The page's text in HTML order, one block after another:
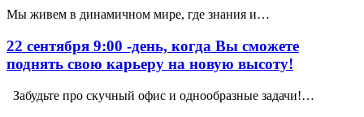
Мы живем в динамичном мире, где знания и…
22 сентября 9:00 -день, когда Вы сможете
поднять свою карьеру на новую высоту!
Забудьте про скучный офис и однообразные задачи!…